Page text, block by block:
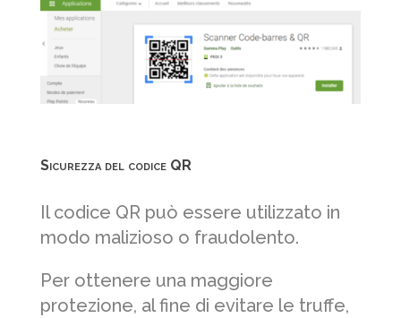
Sicurezza del codice QR
Il codice QR può essere utilizzato in
modo malizioso o fraudolento.
Per ottenere una maggiore
protezione, al fine di evitare le truffe,